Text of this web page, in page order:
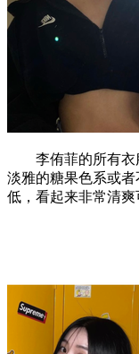
李侑菲的所有衣
淡雅的糖果色系或者
低，看起来非常清爽